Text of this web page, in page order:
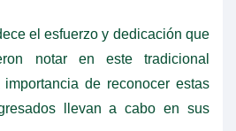
el esfuerzo y dedicación que
notar en este tradicional
de reconocer estas
llevan a cabo en sus